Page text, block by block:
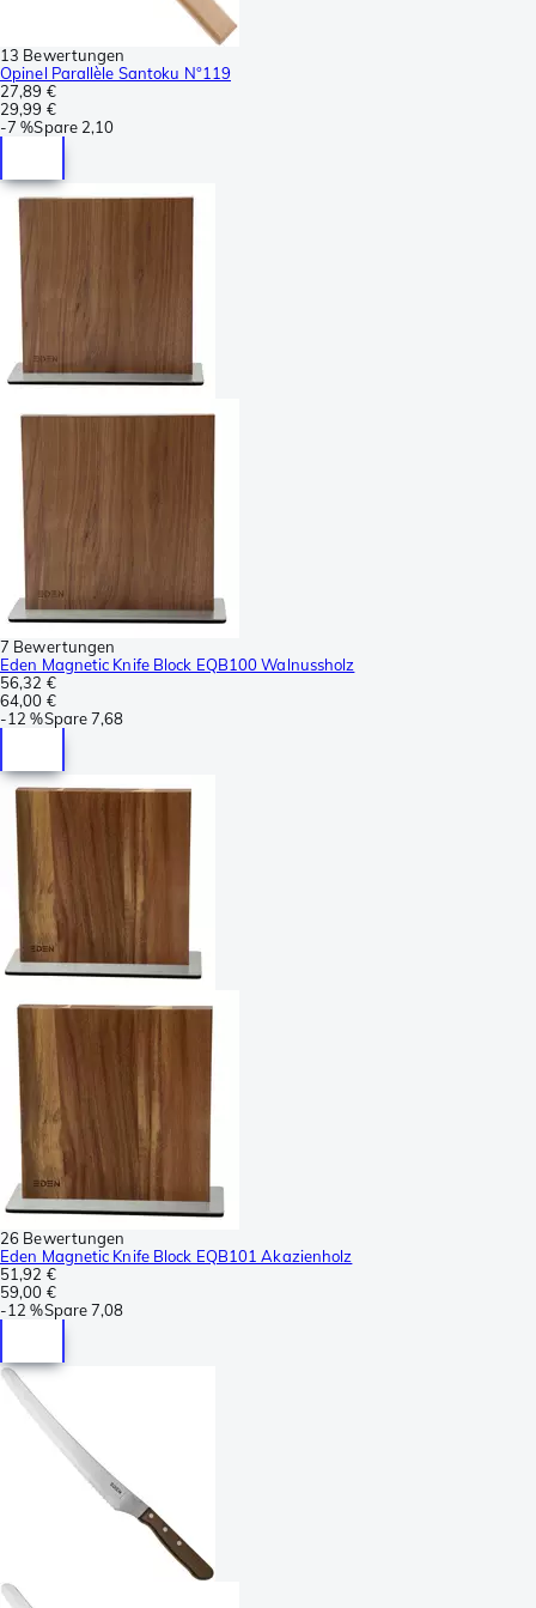
13 Bewertungen
Opinel Parallèle Santoku N°119
27,89 €
29,99 €
-7 %Spare 2,10
7 Bewertungen
Eden Magnetic Knife Block EQB100 Walnussholz
56,32 €
64,00 €
-12 %Spare7,68
26 Bewertungen
Eden Magnetic Knife Block EQB101 Akazienholz
51,92 €
59,00 €
-12 %Spare7,08